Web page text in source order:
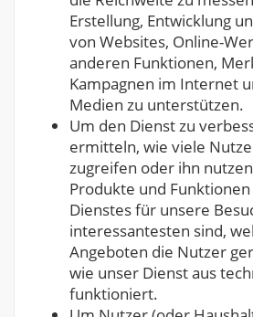
Erstellung, Entwicklung
von Websites, Online-
anderen Funktionen,
Kampagnen im Internet
Medien zu unterstützen.
Um den Dienst zu
ermitteln, wie viele
zugreifen oder ihn
Produkte und
Dienstes für unsere
interessantesten sind,
Angeboten die Nutzer
wie unser Dienst aus
funktioniert.